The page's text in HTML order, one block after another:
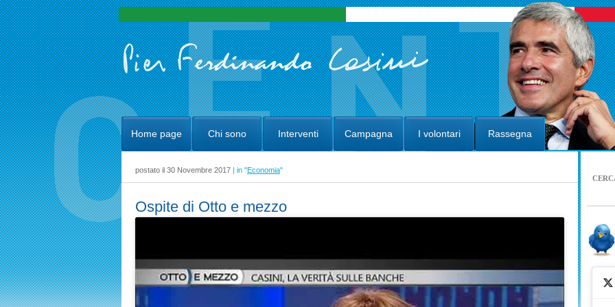
Home page Chi sono Interventi Campagna I volontari Rassegna
postato il 30 Novembre 2017 | in "Economia"
Ospite di Otto e mezzo